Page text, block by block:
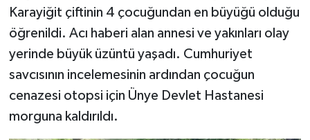
Karayiğit çiftinin 4 çocuğundan en büyüğü olduğu
öğrenildi. Acı haberi alan annesi ve yakınları olay
yerinde büyük üzüntü yaşadı. Cumhuriyet
savcısının incelemesinin ardından çocuğun
cenazesi otopsi için Ünye Devlet Hastanesi
morguna kaldırıldı.